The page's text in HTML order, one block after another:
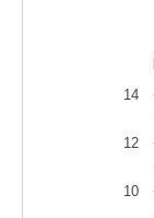
10
12
14